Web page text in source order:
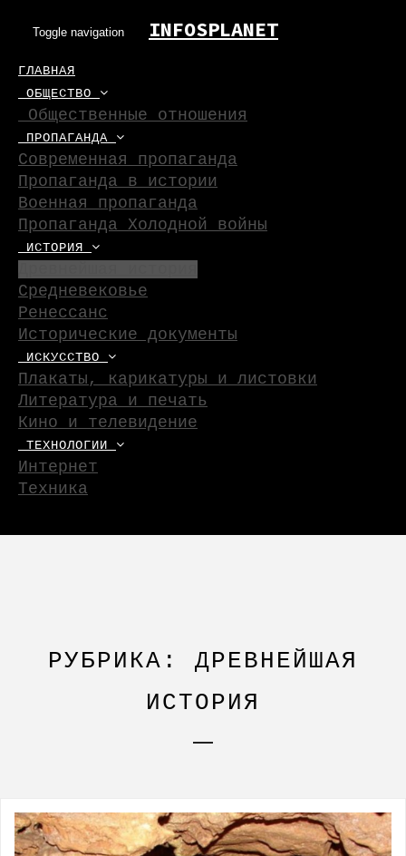
Toggle navigation INFOSPLANET
ГЛАВНАЯ
ОБЩЕСТВО
Общественные отношения
ПРОПАГАНДА
Современная пропаганда
Пропаганда в истории
Военная пропаганда
Пропаганда Холодной войны
ИСТОРИЯ
Средневековье
Ренессанс
Исторические документы
ИСКУССТВО
Плакаты, карикатуры и листовки
Литература и печать
Кино и телевидение
ТЕХНОЛОГИИ
Интернет
Техника
РУБРИКА: ДРЕВНЕЙШАЯ
ИСТОРИЯ